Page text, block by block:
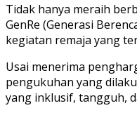
Tidak hanya meraih
GenRe (Generasi
kegiatan remaja yang
Usai menerima
pengukuhan yang
yang inklusif, tangguh,